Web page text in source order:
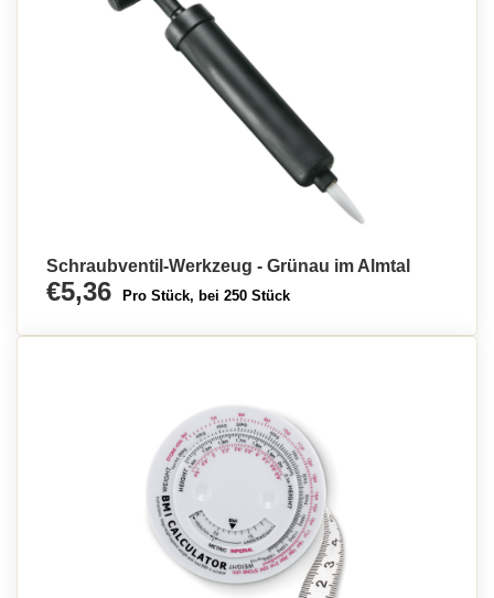
Schraubventil-Werkzeug - Grünau im Almtal
€5,36 Pro Stück, bei 250 Stück